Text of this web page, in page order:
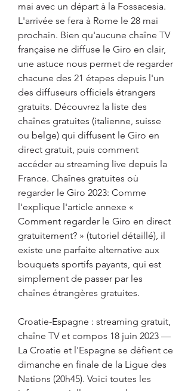
mai avec un départ à la Fossacesia.
L'arrivée se fera à Rome le 28 mai
prochain. Bien qu'aucune chaîne TV
française ne diffuse le Giro en clair,
une astuce nous permet de regarder
chacune des 21 étapes depuis l'un
des diffuseurs officiels étrangers
gratuits. Découvrez la liste des
chaînes gratuites (italienne, suisse
ou belge) qui diffusent le Giro en
direct gratuit, puis comment
accéder au streaming live depuis la
France. Chaînes gratuites où
regarder le Giro 2023: Comme
l'explique l'article annexe «
Comment regarder le Giro en direct
gratuitement? » (tutoriel détaillé), il
existe une parfaite alternative aux
bouquets sportifs payants, qui est
simplement de passer par les
chaînes étrangères gratuites.
Croatie-Espagne : streaming gratuit,
chaîne TV et compos 18 juin 2023 —
La Croatie et l'Espagne se défient ce
dimanche en finale de la Ligue des
Nations (20h45). Voici toutes les